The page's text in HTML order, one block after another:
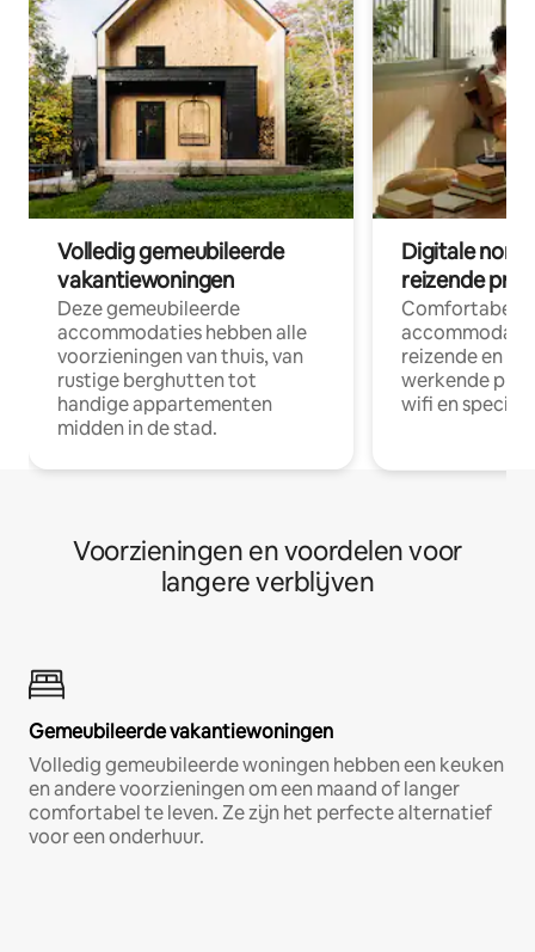
Volledig gemeubileerde
vakantiewoningen
Deze gemeubileerde
accommodaties hebben alle
voorzieningen van thuis, van
rustige berghutten tot
handige appartementen
midden in de stad.
Digitale
reizende
Comfortabele
reizende en
werkende
wifi en
Voorzieningen en voordelen voor
langere verblijven
Gemeubileerde vakantiewoningen
Volledig gemeubileerde woningen hebben een keuken
en andere voorzieningen om een maand of langer
comfortabel te leven. Ze zijn het perfecte alternatief
voor een onderhuur.